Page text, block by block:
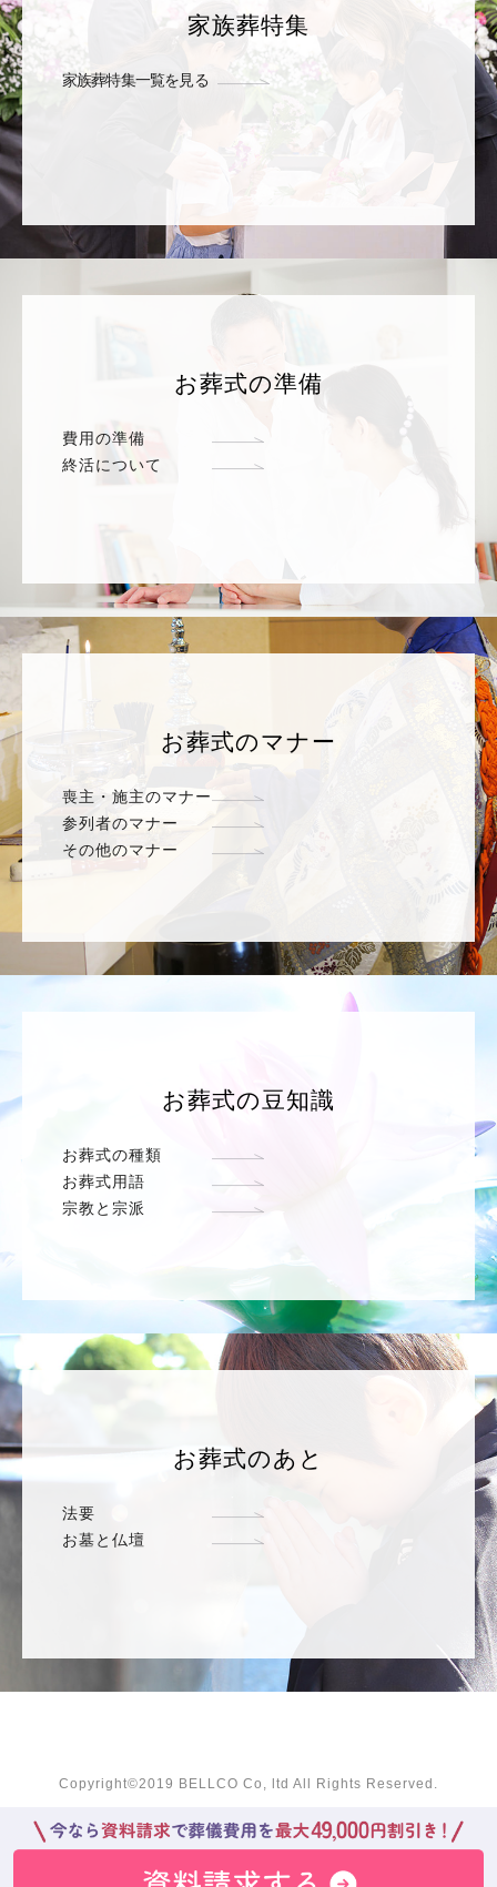
家族葬特集
家族葬特集一覧を見る
お葬式の準備
費用の準備
終活について
お葬式のマナー
喪主・施主のマナー
参列者のマナー
その他のマナー
お葬式の豆知識
お葬式の種類
お葬式用語
宗教と宗派
お葬式のあと
法要
お墓と仏壇
Copyright©2019 BELLCO Co, ltd All Rights Reserved.